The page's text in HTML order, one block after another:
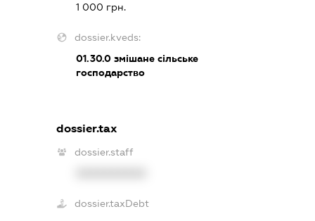
1 000 грн.
dossier.kveds:
01.30.0змішане сільське
господарство
dossier.tax
dossier.staff
dossier.taxDebt